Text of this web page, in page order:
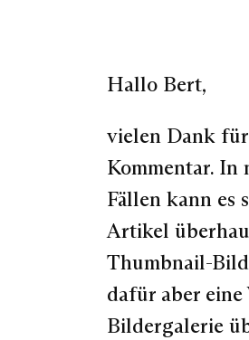
Hallo Bert,
vielen Dank
Kommentar. In
Fällen kann es
Artikel
Thumbnail-
dafür aber eine
Bildergalerie